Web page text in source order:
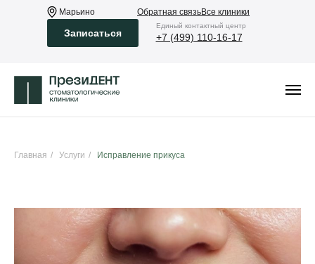
Обратная связьВсе клиники
Eдиный контактный центр
+7 (499) 110-16-17
Марьино
Записаться
Главная / Услуги / Исправление прикуса